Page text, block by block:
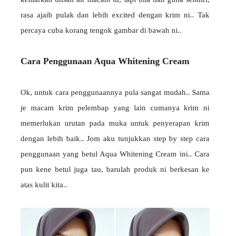
rasa ajaib pulak dan lebih excited dengan krim ni.. Tak
percaya cuba korang tengok gambar di bawah ni..
Cara Penggunaan Aqua Whitening Cream
Ok, untuk cara penggunaannya pula sangat mudah.. Sama
je macam krim pelembap yang lain cumanya krim ni
memerlukan urutan pada muka untuk penyerapan krim
dengan lebih baik.. Jom aku tunjukkan step by step cara
penggunaan yang betul Aqua Whitening Cream ini.. Cara
pun kene betul juga tau, barulah produk ni berkesan ke
atas kulit kita..